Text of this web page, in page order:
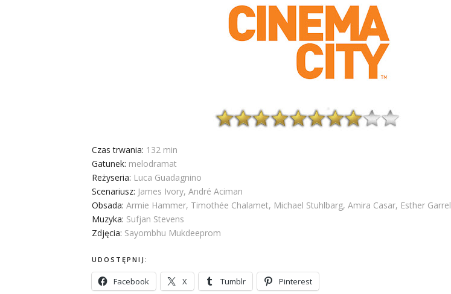
Czas trwania: 132 min
Gatunek: melodramat
Reżyseria: Luca Guadagnino
Scenariusz: James Ivory, André Aciman
Obsada: Armie Hammer, Timothée Chalamet, Michael Stuhlbarg, Amira Casar, Esther Garrel
Muzyka: Sufjan Stevens
Zdjęcia: Sayombhu Mukdeeprom
UDOSTĘPNIJ:
Facebook X Tumblr Pinterest